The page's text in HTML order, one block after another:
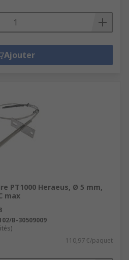
Ajouter
PT1000 Heraeus, Ø 5 mm,
max
B-30509009
110,97 €/paquet